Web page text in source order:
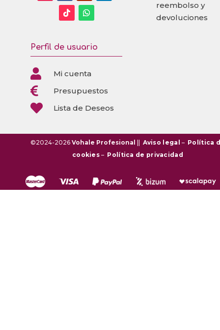
reembolso y
devoluciones
Perfil de usuario
 Mi cuenta
 Presupuestos
 Lista de Deseos
©2024-2026 Vohale Profesional Aviso legal – Política
cookies– Política de privacidad